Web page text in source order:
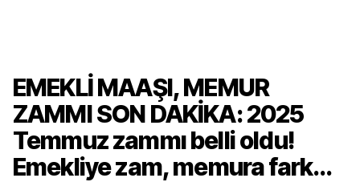
EMEKLİ MAAŞI, MEMUR
ZAMMI SON DAKİKA: 2025
Temmuz zammı belli oldu!
Emekliye zam, memura fark...